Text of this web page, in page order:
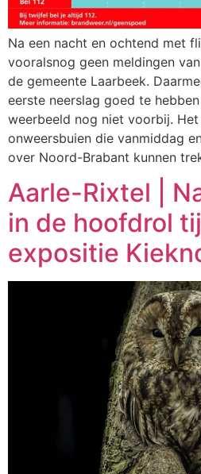
Na een nacht en ochtend met
vooralsnog geen meldingen
de gemeente Laarbeek.
eerste neerslag goed te
weerbeeld nog niet voorbij.
onweersbuien die vanmiddag
over Noord-Brabant kunnen
Aarle-Rixtel |
in de hoofdrol
expositie